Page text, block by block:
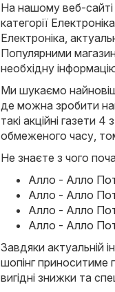
На нашому веб-сайті
категорії Електроніка
Електроніка,
Популярними
необхідну
Ми шукаємо
де можна зробити
такі акційні газети 4
обмеженого часу,
Не знаєте з чого
Алло - Алло
Алло - Алло
Алло - Алло
Алло - Алло
Завдяки актуальній
шопінг приноситиме
вигідні знижки та